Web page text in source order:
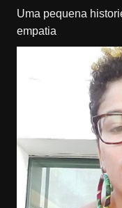
Uma pequena
empatia